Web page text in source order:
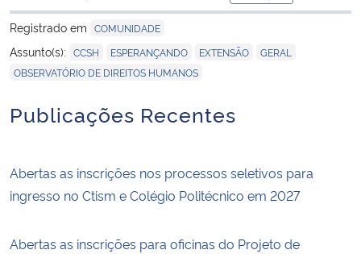
para área de
Registrado em COMUNIDADE
Assunto(s): CCSH ESPERANÇANDO EXTENSÃO GERAL
OBSERVATÓRIO DE DIREITOS HUMANOS
Publicações Recentes
Abertas as inscrições nos processos seletivos para
ingresso no Ctism e Colégio Politécnico em 2027
Abertas as inscrições para oficinas do Projeto de